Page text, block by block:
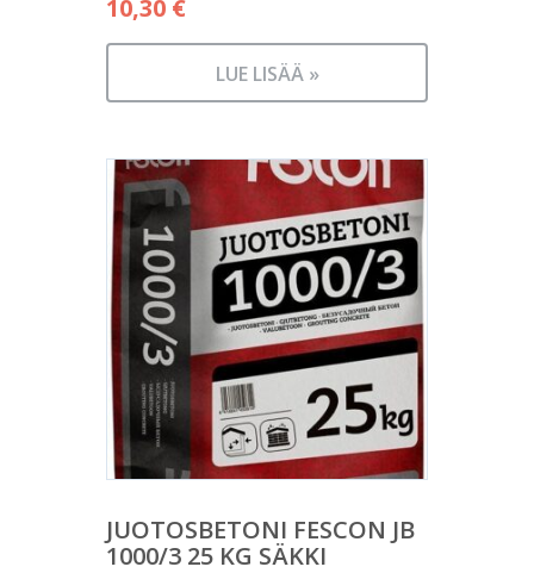
10,30 €
LUE LISÄÄ »
JUOTOSBETONI FESCON JB
1000/3 25 KG SÄKKI